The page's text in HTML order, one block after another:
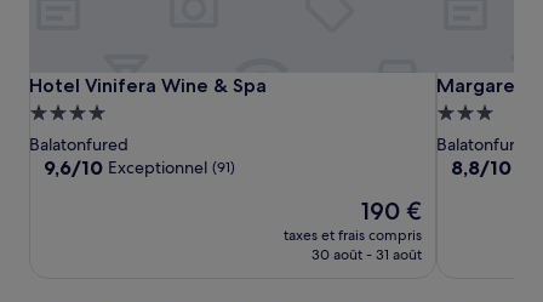
Hotel
Vinifera
Wine
Spa
Hotel
Vinifera
Wine
Spa
Hotel Vinifera Wine & Spa
Hotel Vinifera Wine & Spa
Hébergement
4.0 étoiles
Balatonfured
9.6
9,6/10 Exceptionnel (91)
Le
nouveau
prix
190 €
taxes et frais compris
30 août - 31 août
Margareta
Hotel
Margareta
Margareta
3.0 étoiles
Balatonfured
8.8
8,8/10